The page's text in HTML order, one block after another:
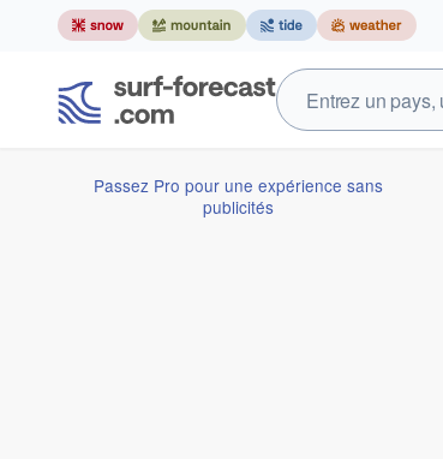
Passez Pro pour une expérience sans
publicités